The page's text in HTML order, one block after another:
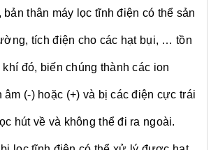
bản thân máy lọc tĩnh điện có thể sản
tích điện cho các hạt bụi, … tồn
đó, biến chúng thành các ion
âm (-) hoặc (+) và bị các điện cực trái
hút về và không thể đi ra ngoài.